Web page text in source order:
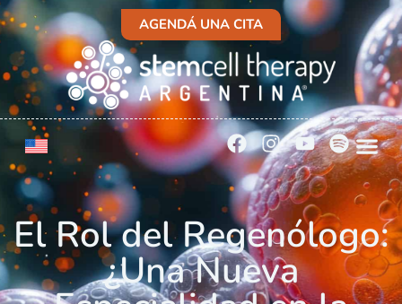
AGENDÁ UNA CITA
El Rol del Regenólogo:
¿Una Nueva